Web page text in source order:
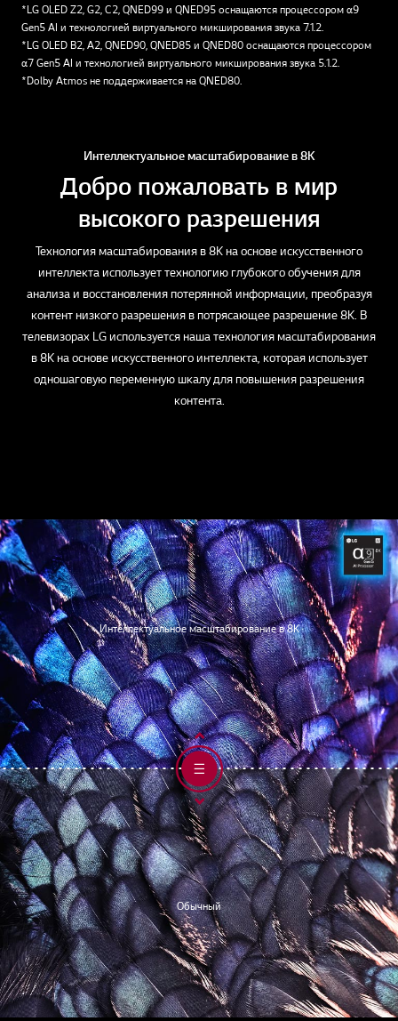
*LG OLED Z2, G2, C2, QNED99 и QNED95 оснащаются процессором α9
Gen5 AI и технологией виртуального микширования звука 7.1.2.
*LG OLED B2, A2, QNED90, QNED85 и QNED80 оснащаются процессором
α7 Gen5 AI и технологией виртуального микширования звука 5.1.2.
*Dolby Atmos не поддерживается на QNED80.
Интеллектуальное масштабирование в 8К
Добро пожаловать в мир
высокого разрешения
Технология масштабирования в 8K на основе искусственного
интеллекта использует технологию глубокого обучения для
анализа и восстановления потерянной информации, преобразуя
контент низкого разрешения в потрясающее разрешение 8K. В
телевизорах LG используется наша технология масштабирования
в 8K на основе искусственного интеллекта, которая использует
одношаговую переменную шкалу для повышения разрешения
контента.
Интеллектуальное масштабирование в 8К
Обычный